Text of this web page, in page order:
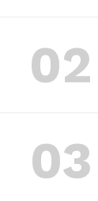
02
03